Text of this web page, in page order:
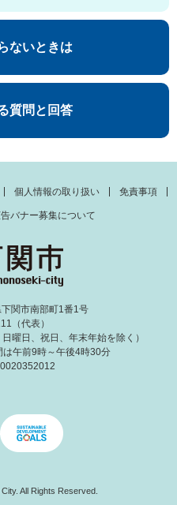
ないときは
質問と回答
個人情報の取り扱い 免責事項
バナー募集について
関市南部町1番1号
（代表）
曜日、祝日、年末年始を除く）
午前9時～午後4時30分
All Rights Reserved.